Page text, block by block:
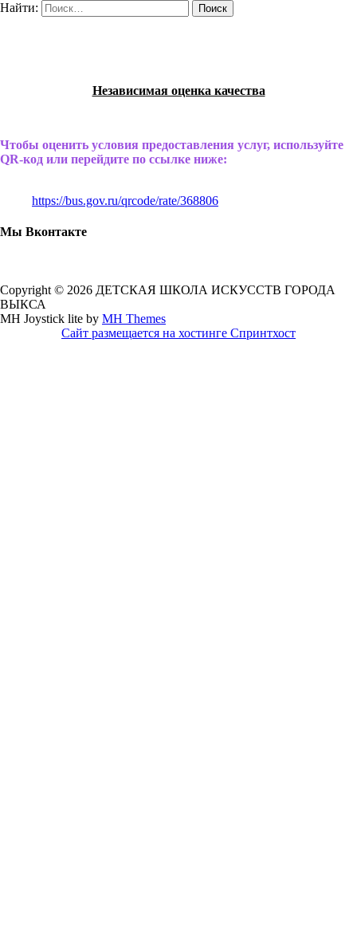
Найти:
Независимая оценка качества
Чтобы оценить условия предоставления услуг, используйте
QR-код или перейдите по ссылке ниже:
https://bus.gov.ru/qrcode/rate/368806
Мы Вконтакте
Copyright © 2026 ДЕТСКАЯ ШКОЛА ИСКУССТВ ГОРОДА
ВЫКСА
MH Joystick lite by MH Themes
Сайт размещается на хостинге Спринтхост